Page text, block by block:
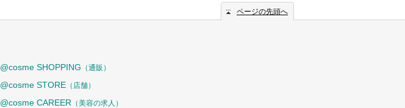
ページの先頭へ
@cosme SHOPPING （通販）
@cosme STORE （店舗）
@cosme CAREER （美容の求人）